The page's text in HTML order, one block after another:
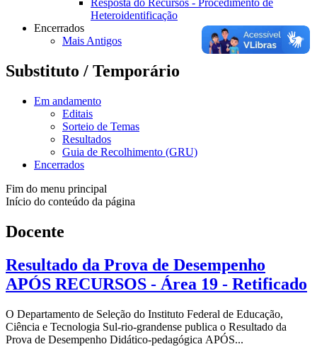
Resposta do Recursos - Procedimento de
Heteroidentificação
Encerrados
Mais Antigos
Substituto / Temporário
Em andamento
Editais
Sorteio de Temas
Resultados
Guia de Recolhimento (GRU)
Encerrados
Fim do menu principal
Início do conteúdo da página
Docente
Resultado da Prova de Desempenho
APÓS RECURSOS - Área 19 - Retificado
O Departamento de Seleção do Instituto Federal de Educação,
Ciência e Tecnologia Sul-rio-grandense publica o Resultado da
Prova de Desempenho Didático-pedagógica APÓS...